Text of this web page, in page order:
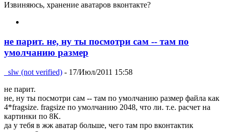
Извиняюсь, хранение аватаров вконтакте?
не парит. не, ну ты посмотри сам -- там по
умолчанию размер
_slw (not verified) - 17/Июл/2011 15:58
не парит.
не, ну ты посмотри сам -- там по умолчанию размер файла как
4*fragsize. fragsize по умолчанию 2048, что ли. т.е. расчет на
картинки по 8К.
да у тебя в жж аватар больше, чего там про вконтактик